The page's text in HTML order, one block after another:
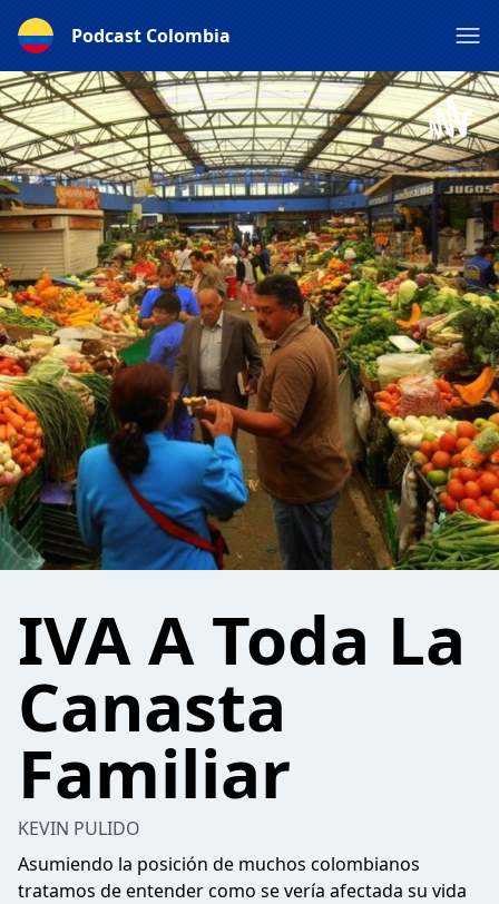
Podcast Colombia
IVA A Toda La
Canasta
Familiar
KEVIN PULIDO
Asumiendo la posición de muchos colombianos
tratamos de entender como se vería afectada su vida